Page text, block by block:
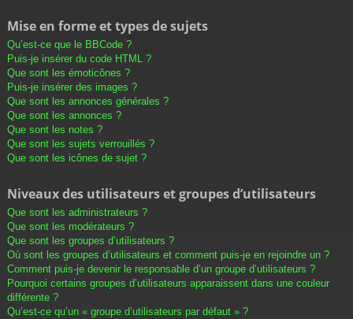
Mise en forme et types de sujets
Qu’est-ce que le BBCode ?
Puis-je insérer du code HTML ?
Que sont les émoticônes ?
Puis-je insérer des images ?
Que sont les annonces générales ?
Que sont les annonces ?
Que sont les notes ?
Que sont les sujets verrouillés ?
Que sont les icônes de sujet ?
Niveaux des utilisateurs et groupes d’utilisateurs
Que sont les administrateurs ?
Que sont les modérateurs ?
Que sont les groupes d’utilisateurs ?
Où sont les groupes d’utilisateurs et comment puis-je en rejoindre un ?
Comment puis-je devenir le responsable d’un groupe d’utilisateurs ?
Pourquoi certains groupes d’utilisateurs apparaissent dans une couleur
différente ?
Qu’est-ce qu’un « groupe d’utilisateurs par défaut » ?